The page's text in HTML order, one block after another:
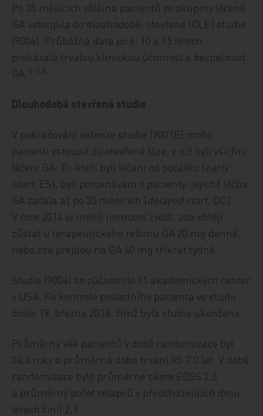
Po 35 měsících většina pacientů ze skupiny léčené
GA vstoupila do dlouhodobé, otevřené (OLE) studie
(9004). Průběžná data po 6, 10 a 15 letech
prokázala trvalou klinickou účinnost a bezpečnost
GA. 4-6,8
Dlouhodobá otevřená studie
V pokračování extenze studie (9001E) mohli
pacienti vstoupit do otevřené fáze, v níž byli všichni
léčeni GA. Ti, kteří byli léčeni od počátku (early
start, ES), byli porovnáváni s pacienty, jejichž léčba
GA začala až po 35 měsících (delayed start, DC).
V roce 2014 si mohli nemocní zvolit, zda chtějí
zůstat u terapeutického režimu GA 20 mg denně,
nebo zda přejdou na GA 40 mg třikrát týdně.
Studie (9004) se zúčastnilo 11 akademických center
v USA. Ke kontrole posledního pacienta ve studii
došlo 19. března 2018, čímž byla studie ukončena.
Průměrný věk pacientů v době randomizace byl
34,4 roky a průměrná doba trvání RS 7,0 let. V době
randomizace bylo průměrné skóre EDSS 2,6
a průměrný počet relapsů v předcházejících dvou
letech činil 2,9.